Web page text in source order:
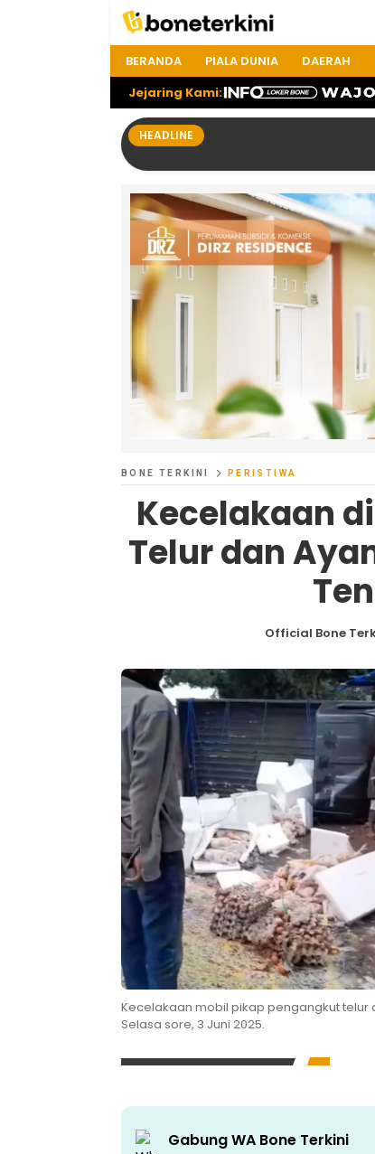
BERANDA PIALA DUNIA DAERAH
Jejaring Kami:
HEADLINE
BONE TERKINI PERISTIWA
Kecelakaan
Telur dan
Official Bone
Kecelakaan mobil pikap pengangkut telur
Selasa sore, 3 Juni 2025.
Gabung WA Bone Terkini